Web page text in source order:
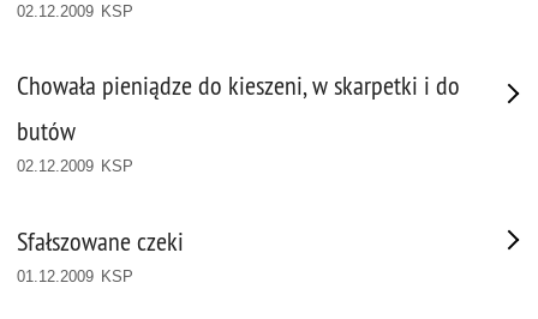
02.12.2009 KSP
Chowała pieniądze do kieszeni, w skarpetki i do
butów
02.12.2009 KSP
Sfałszowane czeki
01.12.2009 KSP